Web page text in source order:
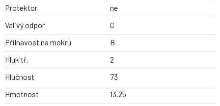
Protektor
ne
Valivý odpor
C
Přilnavost na mokru
B
Hluk tř.
2
Hlučnost
73
Hmotnost
13.25